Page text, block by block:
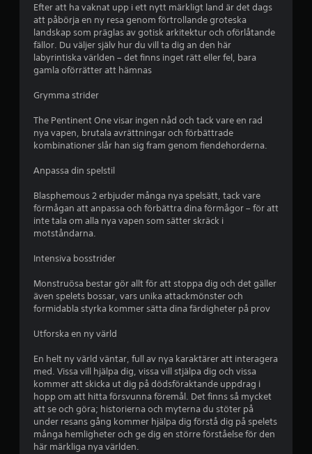
å
6
8
e
t
g
n
t
r
o
l
l
r
Efter att ha vaknat upp i ett nytt märkligt land är det dags
att påbörja en ny resa genom förtrollande groteska
landskap som präglas av gotisk arkitektur och oförlåtande
fällor. Du väljer själv hur du vill ta dig an den här
labyrintiska världen – det finns inget rätt eller fel, bara
gamla oförrätter att hämnas
Grymma strider
The Pentinent One visar ingen nåd och tack vare en rad
nya vapen, brutala avrättningar och förbättrade
kombinationer slår han sig fram genom fiendehorderna.
Anpassa din spelstil
Blasphemous 2 erbjuder många nya spelsätt, tack vare
förmågan att anpassa och förbättra dina förmågor – för att
inte tala om alla nya vapen som sätter skräck i
motståndarna.
Intensiva bosstrider
Monstruösa bestar gör allt för att stoppa dig och det gäller
även spelets bossar, vars unika attackmönster och
formidabla styrka kommer sätta dina färdigheter på prov
Utforska en ny värld
En helt ny värld väntar, full av nya karaktärer att interagera
med. Vissa vill hjälpa dig, vissa vill stjälpa dig och vissa
kommer att skicka ut dig på dödsföraktande uppdrag i
hopp om att hitta försvunna föremål. Det finns så mycket
att se och göra; historierna och myterna du stöter på
under resans gång kommer hjälpa dig förstå dig på spelets
många hemligheter och ge dig en större förståelse för den
här märkliga nya världen.